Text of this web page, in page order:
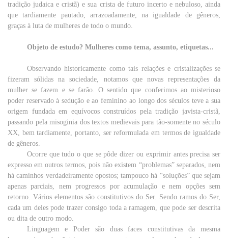
tradição judaica e cristã) esua cristade futuroincerto e nebuloso,ainda
que
tardiamente pautado, arrazoadamente, naigualdade de gêneros,
graças à luta de mulheres de todo o mundo.
Objeto de estudo? Mulheres como tema, assunto, etiquetas...
Observando historicamente comotais relaçõese cristalizações se
fizeram sólidas na sociedade, notamos que novas representaçõesda
mulher se fazem e se farão. Osentido que conferimos ao misterioso
poder reservadoàsedução e aofeminino ao longodos séculosteve asua
origem fundadaem equívocosconstruídos pela tradição javista-cristã,
passando pelamisoginia dostextos medievais para tão-somente noséculo
XX, bem tardiamente,portanto, serreformuladaem termosdeigualdade
de gêneros.
Ocorre que tudo o quese pôdedizer ou exprimir antes precisa ser
expresso em outros termos, pois não existem “problemas” separados,nem
hácaminhos verdadeiramente opostos; tampouco há “soluções” quesejam
apenas parciais, nem progressos por acumulação enem opções sem
retorno. Vários elementos são constitutivos do Ser. Sendo ramos do Ser,
cada um deles pode trazer consigo todaaramagem, quepode serdescrita
ou dita de outro modo.
Linguageme Poder são duasfaces constitutivas damesma